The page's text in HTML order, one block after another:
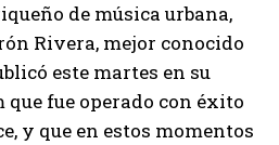
de música urbana,
Rivera, mejor conocido
este martes en su
fue operado con éxito
y que en estos momentos